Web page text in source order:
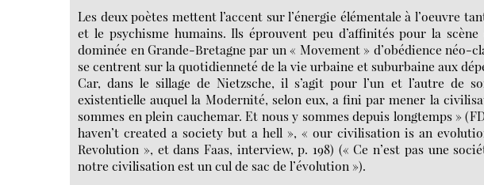
Les deux poètes mettent l’accent sur l’énergie élémentale à l’oeuvre
et le psychisme humains. Ils éprouvent peu d’affinités pour la
dominée en Grande-Bretagne par un « Movement » d’obédience néo-
se centrent sur la quotidienneté de la vie urbaine et suburbaine aux
Car, dans le sillage de Nietzsche, il s’agit pour l’un et l’autre de
existentielle auquel la Modernité, selon eux, a fini par mener la
sommes en plein cauchemar. Et nous y sommes depuis longtemps »
haven’t created a society but a hell », « our civilisation is an
Revolution », et dans Faas, interview, p. 198) (« Ce n’est pas une
notre civilisation est un cul de sac de l’évolution »).